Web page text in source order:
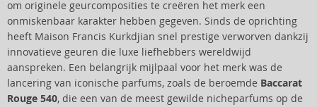
om originele geurcomposities te creëren het merk een
onmiskenbaar karakter hebben gegeven. Sinds de oprichting
heeft Maison Francis Kurkdjian snel prestige verworven dankzij
innovatieve geuren die luxe liefhebbers wereldwijd
aanspreken. Een belangrijk mijlpaal voor het merk was de
lancering van iconische parfums, zoals de beroemde Baccarat
Rouge 540, die een van de meest gewilde nicheparfums op de